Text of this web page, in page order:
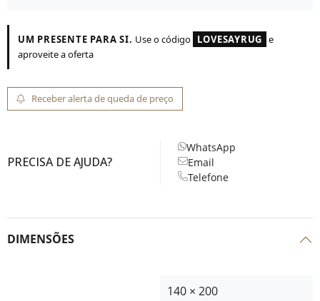
UM PRESENTE PARA SI. Use o código LOVESAYRUG e
aproveite a oferta
Receber alerta de queda de preço
PRECISA DE AJUDA?
WhatsApp
Email
Telefone
DIMENSÕES
140 × 200